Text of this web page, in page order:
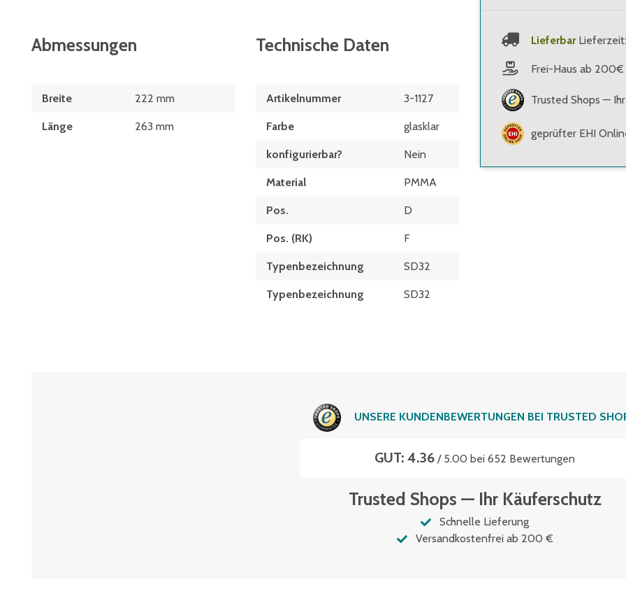
Abmessungen
Breite 222 mm
Länge 263 mm
Technische Daten
Artikelnummer 3-1127
Farbe glasklar
konfigurierbar? Nein
Material PMMA
Pos. D
Pos. (RK) F
Typenbezeichnung SD32
Typen­be­zeich­nung SD32
Lieferbar
Frei-Haus ab 200€
Trusted Shops —
geprüfter EHI
UNSERE KUNDENBEWERTUNGEN BEI TRUSTED
GUT: 4.36 / 5.00 bei 652 Bewertungen
Trusted Shops — Ihr Käuferschutz
Schnelle Lieferung
Versandkostenfrei ab 200 €